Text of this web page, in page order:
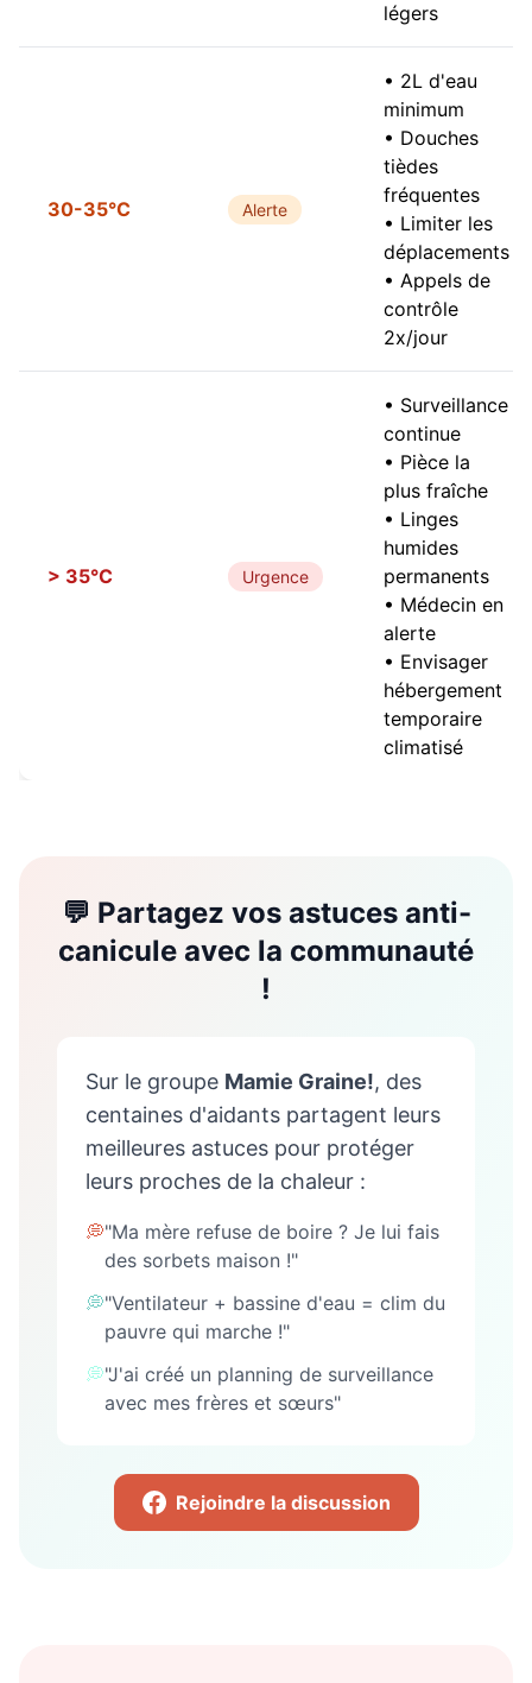
légers
30-35°C Alerte
• 2L d'eau
minimum
• Douches
tièdes
fréquentes
• Limiter les
déplacements
• Appels de
contrôle
2x/jour
> 35°C Urgence
• Surveillance
continue
• Pièce la
plus fraîche
• Linges
humides
permanents
• Médecin en
alerte
• Envisager
hébergement
temporaire
climatisé
💬 Partagez vos astuces anti-
canicule avec la communauté
!
Sur le groupe Mamie Graine!, des
centaines d'aidants partagent leurs
meilleures astuces pour protéger
leurs proches de la chaleur :
💭"Ma mère refuse de boire ? Je lui fais
des sorbets maison !"
💭"Ventilateur + bassine d'eau = clim du
pauvre qui marche !"
💭"J'ai créé un planning de surveillance
avec mes frères et sœurs"
Rejoindre la discussion